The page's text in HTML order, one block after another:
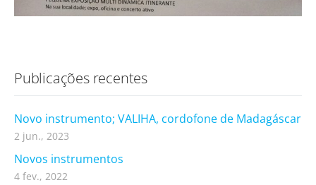
Publicações recentes
Novo instrumento; VALIHA, cordofone de Madagáscar
2 jun., 2023
Novos instrumentos
4 fev., 2022